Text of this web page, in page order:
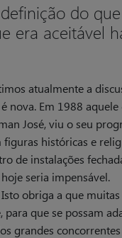
do
era aceitável
atualmente a
nova. Em 1988
José, viu o seu
figuras históricas e
de instalações
seria impensável.
Isto obriga a que
para que se possam
grandes